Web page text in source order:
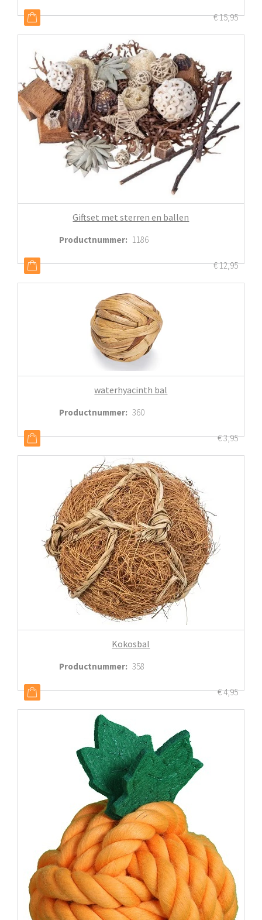
€15,95
Giftset met sterren en ballen
Productnummer: 1186
€12,95
waterhyacinth bal
Productnummer: 360
€3,95
Kokosbal
Productnummer: 358
€4,95